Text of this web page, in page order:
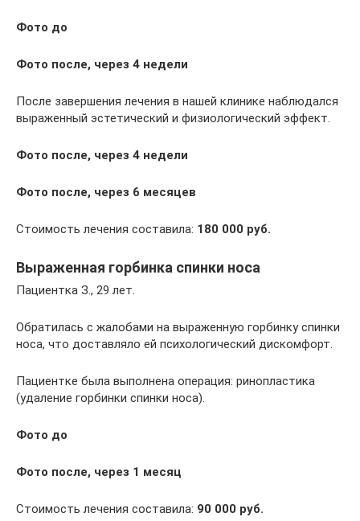
Фото до
Фото после, через 4 недели
После завершения лечения в нашей клинике наблюдался
выраженный эстетический и физиологический эффект.
Фото после, через 4 недели
Фото после, через 6 месяцев
Стоимость лечения составила: 180 000 руб.
Выраженная горбинка спинки носа
Пациентка З., 29 лет.
Обратилась с жалобами на выраженную горбинку спинки
носа, что доставляло ей психологический дискомфорт.
Пациентке была выполнена операция: ринопластика
(удаление горбинки спинки носа).
Фото до
Фото после, через 1 месяц
Стоимость лечения составила: 90 000 руб.